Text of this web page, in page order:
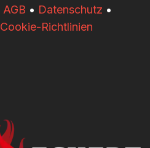
AGB • Datenschutz •
Cookie-Richtlinien